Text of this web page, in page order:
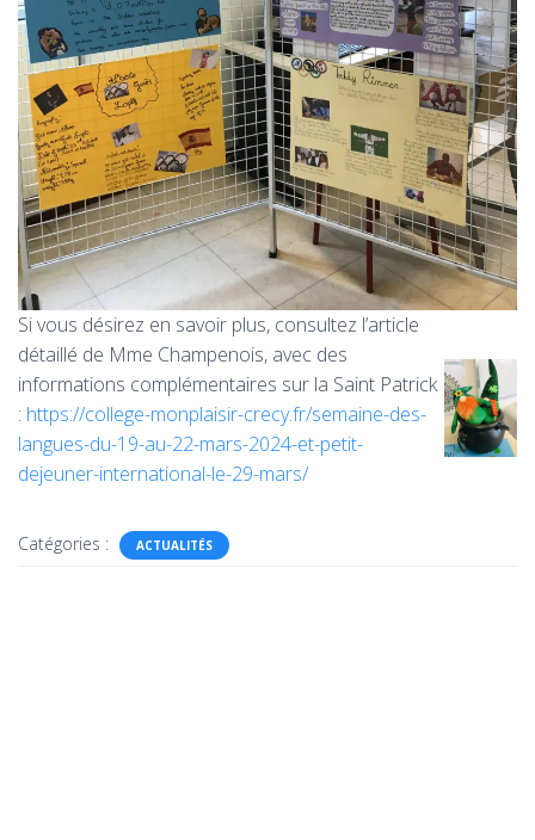
Si vous désirez en savoir plus, consultez l’article
détaillé de Mme Champenois, avec des
informations complémentaires sur la Saint Patrick
: https://college-monplaisir-crecy.fr/semaine-des-
langues-du-19-au-22-mars-2024-et-petit-
dejeuner-international-le-29-mars/
Catégories : ACTUALITÉS